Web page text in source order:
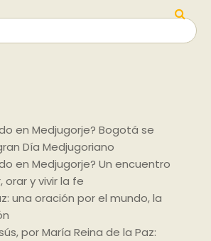
en Medjugorje? Bogotá se
Día Medjugoriano
en Medjugorje? Un encuentro
y vivir la fe
una oración por el mundo, la
por María Reina de la Paz: